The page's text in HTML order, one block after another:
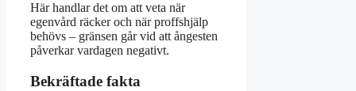
Här handlar det om att veta när
egenvård räcker och när proffshjälp
behövs – gränsen går vid att ångesten
påverkar vardagen negativt.
Bekräftade fakta